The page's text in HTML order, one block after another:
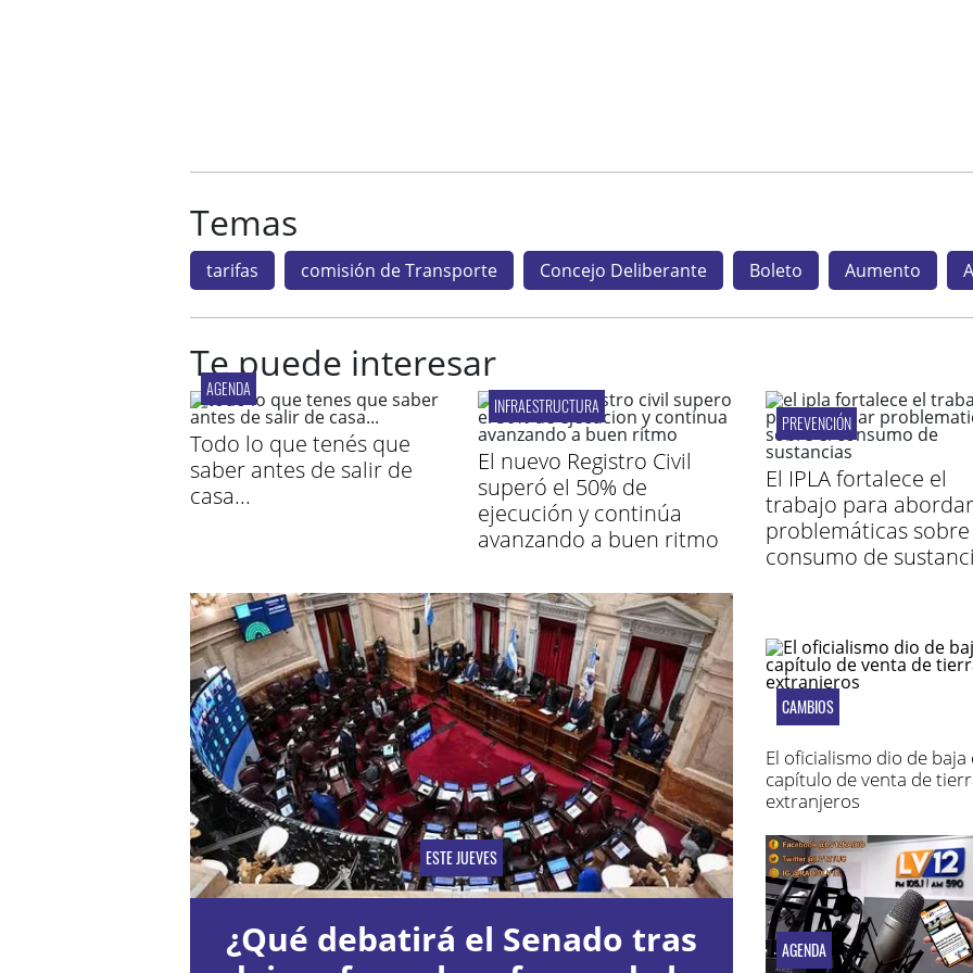
Temas
tarifas comisión de Transporte Concejo Deliberante Boleto Aumento
Te puede interesar
AGENDA
Todo lo que tenés que
saber antes de salir de
casa...
INFRAESTRUCTURA
El nuevo Registro Civil
superó el 50% de
ejecución y continúa
avanzando a buen ritmo
PREVENCIÓN
El IPLA fortalece el
trabajo para abordar
problemáticas
consumo de
ESTE JUEVES
¿Qué debatirá el Senado tras
CAMBIOS
El oficialismo dio de baja
capítulo de venta de
extranjeros
AGENDA